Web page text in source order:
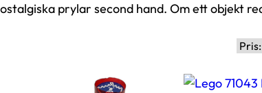
prylar second hand. Om ett objekt